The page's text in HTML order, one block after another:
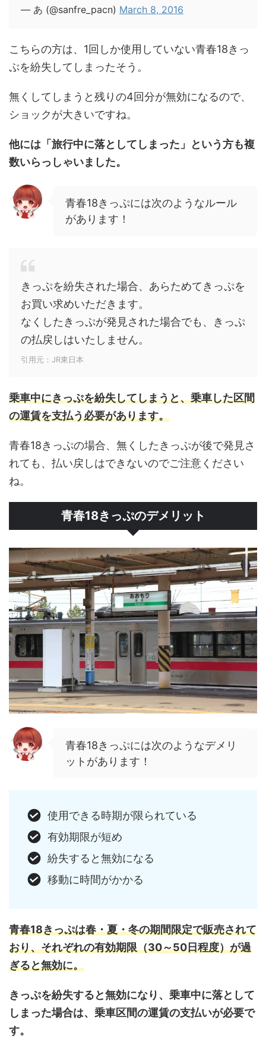
— あ (@sanfre_pacn) March 8, 2016
こちらの方は、1回しか使用していない青春18きっ
ぷを紛失してしまったそう。
無くしてしまうと残りの4回分が無効になるので、
ショックが大きいですね。
他には「旅行中に落としてしまった」という方も複
数いらっしゃいました。
青春18きっぷには次のようなルール
があります！
きっぷを紛失された場合、あらためてきっぷを
お買い求めいただきます。
なくしたきっぷが発見された場合でも、きっぷ
の払戻しはいたしません。
引用元：JR東日本
乗車中にきっぷを紛失してしまうと、乗車した区間
の運賃を支払う必要があります。
青春18きっぷの場合、無くしたきっぷが後で発見さ
れても、払い戻しはできないのでご注意ください
ね。
青春18きっぷのデメリット
青春18きっぷには次のようなデメリ
ットがあります！
使用できる時期が限られている
有効期限が短め
紛失すると無効になる
移動に時間がかかる
青春18きっぷは春・夏・冬の期間限定で販売されて
おり、それぞれの有効期限（30～50日程度）が過
ぎると無効に。
きっぷを紛失すると無効になり、乗車中に落として
しまった場合は、乗車区間の運賃の支払いが必要で
す。